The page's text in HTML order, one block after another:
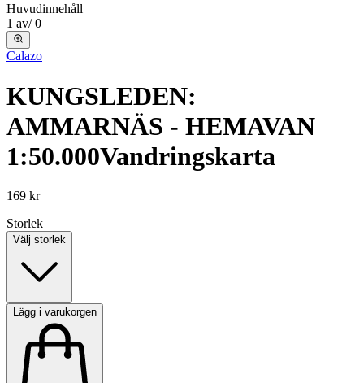
Huvudinnehåll
1 av/ 0
Calazo
KUNGSLEDEN:
AMMARNÄS - HEMAVAN
1:50.000Vandringskarta
169 kr
Storlek
Välj storlek
Lägg i varukorgen